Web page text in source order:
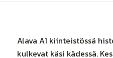
Alava A1 kiinteistössä
kulkevat käsi kädessä.